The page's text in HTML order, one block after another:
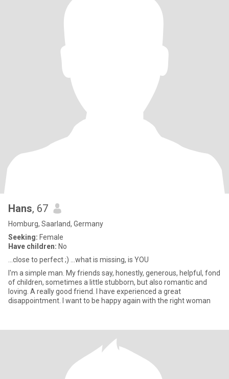
Hans, 67
Homburg, Saarland, Germany
Seeking: Female
Have children: No
...close to perfect ;) ...what is missing, is YOU
I'm a simple man. My friends say, honestly, generous, helpful, fond
of children, sometimes a little stubborn, but also romantic and
loving. A really good friend. I have experienced a great
disappointment. I want to be happy again with the right woman